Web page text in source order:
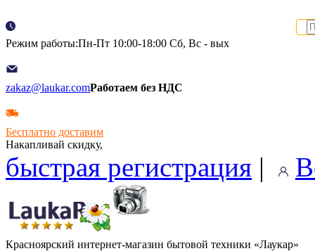
Режим работы:Пн-Пт 10:00-18:00 Сб, Вс - вых
zakaz@laukar.comРаботаем без НДС
Бесплатно доставим
Накапливай скидку,
быстрая регистрация |
Красноярский интернет-магазин бытовой техники «Лаукар»